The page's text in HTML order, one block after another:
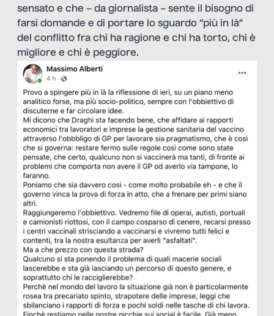
sensato e che – da giornalista – sente il bisogno di
farsi domande e di portare lo sguardo “più in là”
del conflitto fra chi ha ragione e chi ha torto, chi è
migliore e chi è peggiore.